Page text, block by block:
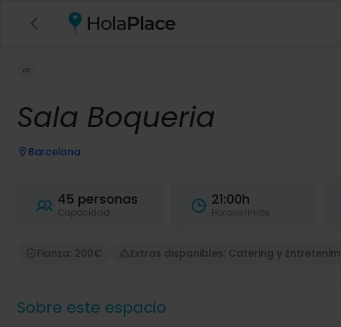
Sala Boqueria
Barcelona
45 personas
Capacidad
21:00h
Horario límite
Fianza: 200€ Extras disponibles: Catering y
Sobre este espacio